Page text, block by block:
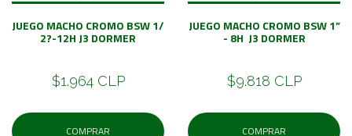
JUEGO MACHO CROMO BSW 1/
2?-12H J3 DORMER
$1.964 CLP
COMPRAR
JUEGO MACHO CROMO BSW 1”
- 8H J3 DORMER
$9.818 CLP
COMPRAR